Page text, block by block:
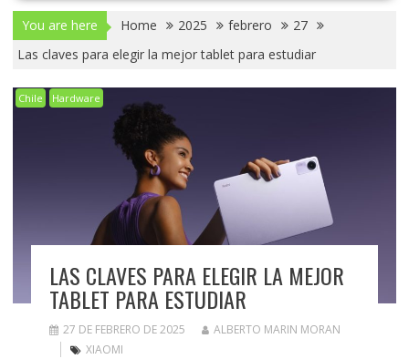
You are here Home 2025 febrero
27
Las claves para elegir la mejor tablet para estudiar
Chile Hardware
LAS CLAVES PARA ELEGIR LA MEJOR
TABLET PARA ESTUDIAR
27 DE FEBRERO DE 2025
ALBERTO MARIN MORAN
XIAOMI